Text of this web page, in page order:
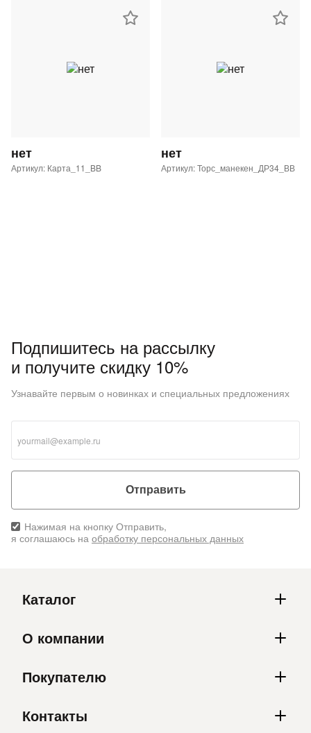
нет
Артикул: Карта_11_BB
нет
Артикул: Торс_манекен_ДР34_ВВ
Подпишитесь на рассылку
и получите скидку 10%
Узнавайте первым о новинках и специальных предложениях
Отправить
Нажимая на кнопку Отправить,
я соглашаюсь на обработку персональных данных
Каталог
О компании
Покупателю
Контакты